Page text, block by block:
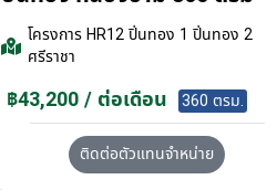
โครงการHR12 ปิ่นทอง 1 ปิ่นทอง 2
ศรีราชา
฿43,200 / ต่อเดือน 360 ตรม.
ติดต่อตัวแทนจำหน่าย